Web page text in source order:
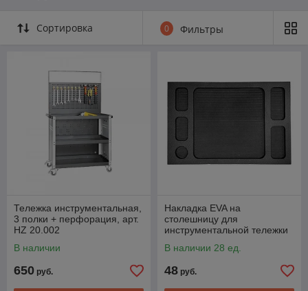
Сортировка 0 Фильтры
Тележка инструментальная,
3 полки + перфорация, арт.
HZ 20.002
В наличии
650 руб.
Накладка EVA на
столешницу для
инструментальной тележки
В наличии 28 ед.
48 руб.